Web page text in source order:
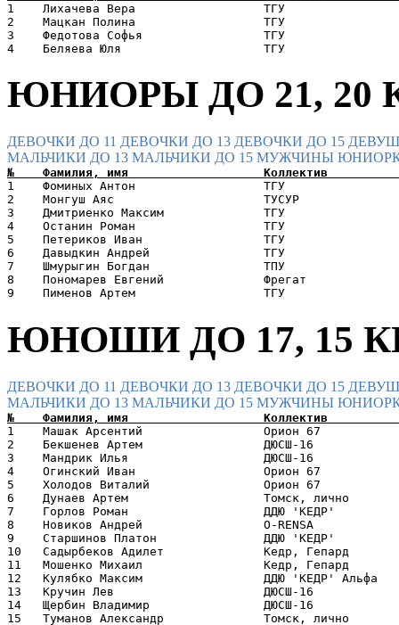
1    Лихачева Вера                  ТГУ
2    Мацкан Полина                  ТГУ
3    Федотова Софья                 ТГУ
ЮНИОРЫ ДО 21, 20
ДЕВОЧКИ ДО 11 ДЕВОЧКИ ДО 13 ДЕВОЧКИ ДО 15
МАЛЬЧИКИ ДО 13 МАЛЬЧИКИ ДО 15 МУЖЧИНЫ
1    Фоминых Антон                  ТГУ
2    Монгуш Аяс                     ТУСУР
3    Дмитриенко Максим              ТГУ
4    Останин Роман                  ТГУ
5    Петериков Иван                 ТГУ
6    Давыдкин Андрей                ТГУ
7    Шмурыгин Богдан
8    Пономарев Евгений
ЮНОШИ ДО 17, 15
ДЕВОЧКИ ДО 11 ДЕВОЧКИ ДО 13 ДЕВОЧКИ ДО 15
МАЛЬЧИКИ ДО 13 МАЛЬЧИКИ ДО 15 МУЖЧИНЫ
1    Машак Арсентий                 Орион 67
2    Бекшенев Артем                 ДЮСШ-16
3    Мандрик Илья                   ДЮСШ-16
4    Огинский Иван                  Орион 67
5    Холодов Виталий                Орион 67
6    Дунаев Артем                   Томск, лично
7    Горлов Роман                   ДДЮ 'КЕДР'
8    Новиков Андрей                 O-RENSA
9    Старшинов Платон               ДДЮ 'КЕДР'
10   Садырбеков Адилет              Кедр,
11   Мошенко Михаил                 Кедр, Гепард
12   Кулябко Максим                 ДДЮ 'КЕДР'
13   Кручин Лев                     ДЮСШ-16
14   Щербин Владимир                ДЮСШ-16
15   Туманов Александр